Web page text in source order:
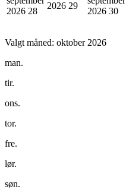
2026 28
2026 29
2026 30
Valgt måned: oktober 2026
man.
tir.
ons.
tor.
fre.
lør.
søn.